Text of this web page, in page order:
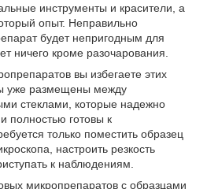
инструменты и красители, а
опыт. Неправильно
будет непригодным для
ничего кроме разочарования.
вы избегаете этих
уже размещены между
стеклами, которые надежно
полностью готовы к
только поместить образец
настроить резкость
к наблюдениям.
микропрепаратов с образцами